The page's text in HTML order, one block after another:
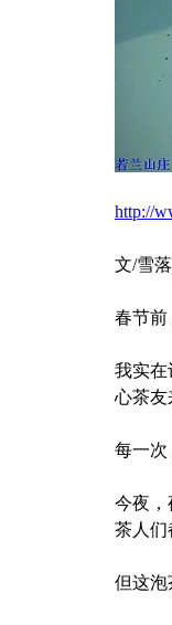
http://
文/雪
春节前
我实在
心茶友
每一次
今夜，
茶人们
但这泡